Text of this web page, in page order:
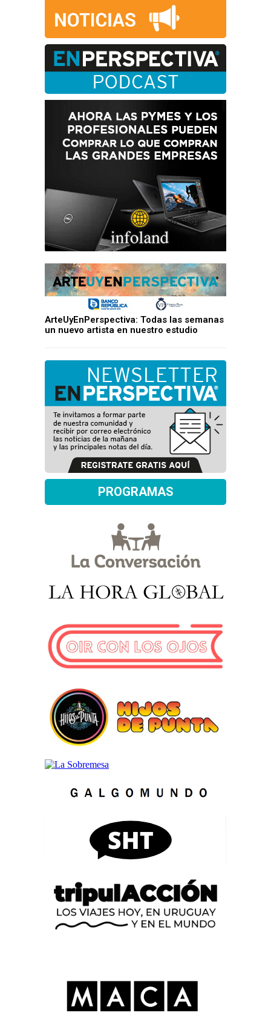
ArteUyEnPerspectiva: Todas las semanas
un nuevo artista en nuestro estudio
PROGRAMAS